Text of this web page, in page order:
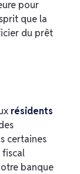
pour
que la
du prêt
résidents
certaines
fiscal
banque